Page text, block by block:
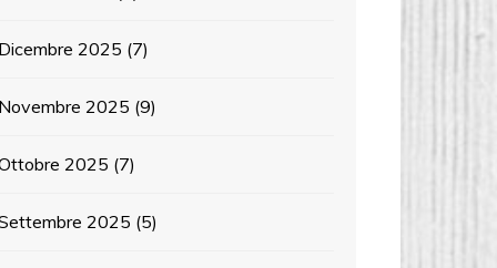
2025 (7)
2025 (9)
2025 (7)
2025 (5)